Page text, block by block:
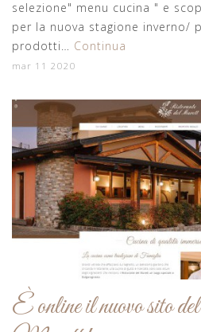
selezione" menu cucina " e
per la nuova stagione inverno/
prodotti… Continua
mar 11 2020
È online il nuovo sito